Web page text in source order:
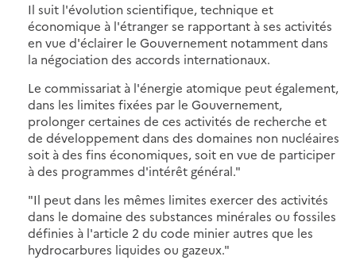
Il suit l'évolution scientifique, technique et
économique à l'étranger se rapportant à ses activités
en vue d'éclairer le Gouvernement notamment dans
la négociation des accords internationaux.
Le commissariat à l'énergie atomique peut également,
dans les limites fixées par le Gouvernement,
prolonger certaines de ces activités de recherche et
de développement dans des domaines non nucléaires
soit à des fins économiques, soit en vue de participer
à des programmes d'intérêt général."
"Il peut dans les mêmes limites exercer des activités
dans le domaine des substances minérales ou fossiles
définies à l'article 2 du code minier autres que les
hydrocarbures liquides ou gazeux."